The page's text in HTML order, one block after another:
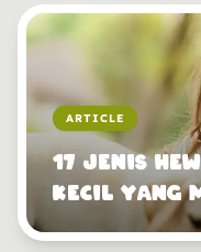
ARTICLE
17 Jenis
Kecil yang